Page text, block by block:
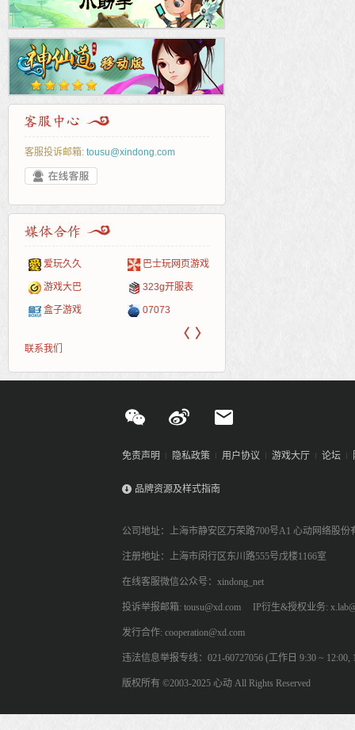
客服投诉邮箱: tousu@xindong.com
爱玩久久 巴士玩网页游戏
游戏大巴 323g开服表
盒子游戏 07073
〈 〉
联系我们
免责声明 隐私政策 用户协议 游戏大厅 论坛
品牌资源及样式指南
公司地址：上海市静安区万荣路700号A1 心动网络股份
注册地址：上海市闵行区东川路555号戊楼1166室
在线客服微信公众号：xindong_net
投诉举报邮箱: tousu@xd.com IP衍生&授权业务:
发行合作: cooperation@xd.com
违法信息举报专线：021-60727056 (工作日 9:30 ~ 12:00,
版权所有 ©2003-2025 心动 All Rights Reserved